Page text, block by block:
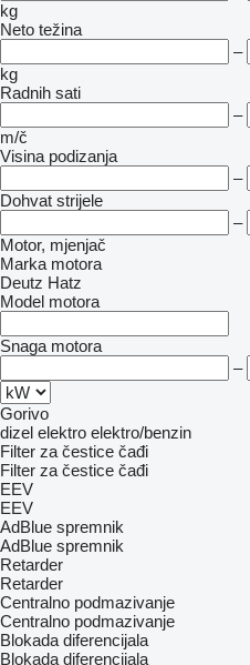
kg
Neto težina
–
kg
Radnih sati
–
m/č
Visina podizanja
–
Dohvat strijele
–
Motor, mjenjač
Marka motora
Deutz Hatz
Model motora
Snaga motora
–
Gorivo
dizel elektro elektro/benzin
Filter za čestice čađi
Filter za čestice čađi
EEV
EEV
AdBlue spremnik
AdBlue spremnik
Retarder
Retarder
Centralno podmazivanje
Centralno podmazivanje
Blokada diferencijala
Blokada diferencijala